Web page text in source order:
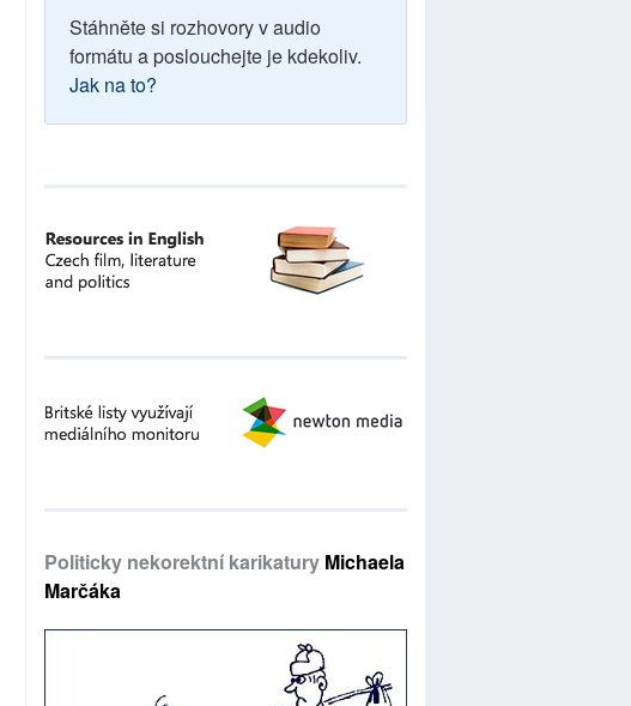
Stáhněte si rozhovory v audio
formátu a poslouchejte je kdekoliv.
Jak na to?
Politicky nekorektní karikatury Michaela
Marčáka